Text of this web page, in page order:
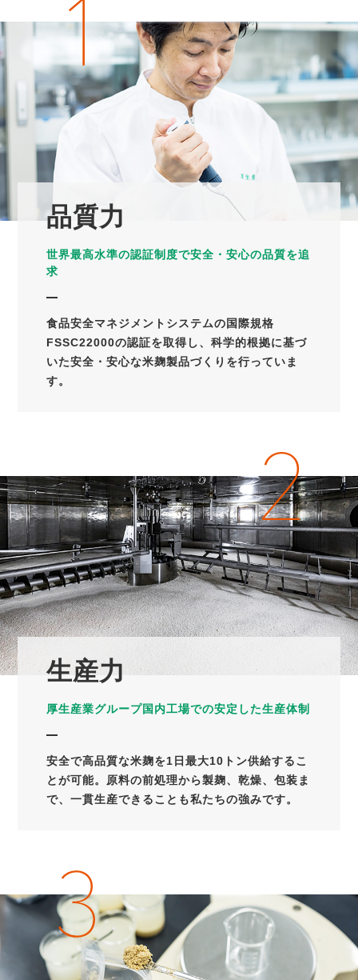
品質力
世界最高水準の認証制度で安全・安心の品質を追
求
食品安全マネジメントシステムの国際規格
FSSC22000の認証を取得し、科学的根拠に基づ
いた安全・安心な米麹製品づくりを行っていま
す。
生産力
厚生産業グループ国内工場での安定した生産体制
安全で高品質な米麹を1日最大10トン供給するこ
とが可能。原料の前処理から製麹、乾燥、包装ま
で、一貫生産できることも私たちの強みです。